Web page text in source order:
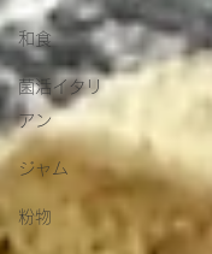
和食
菌活イタリ
アン
ジャム
粉物